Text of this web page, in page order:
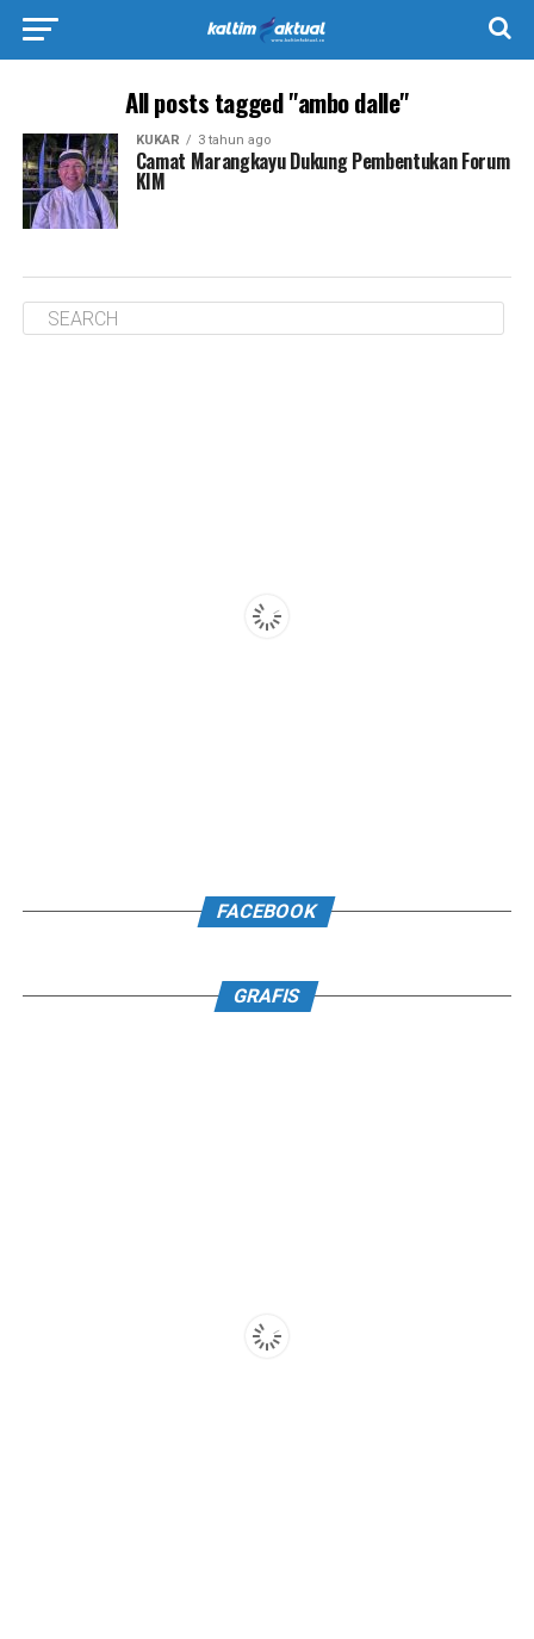
All posts tagged "ambo dalle"
KUKAR 3 tahun ago
Camat Marangkayu Dukung Pembentukan Forum
KIM
FACEBOOK
GRAFIS